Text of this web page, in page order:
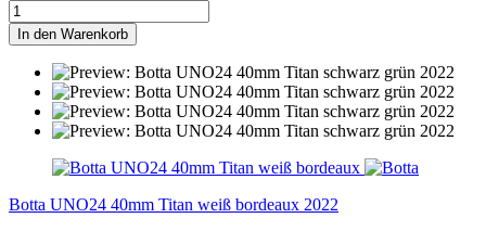
In den Warenkorb
Botta UNO24 40mm Titan weiß bordeaux 2022